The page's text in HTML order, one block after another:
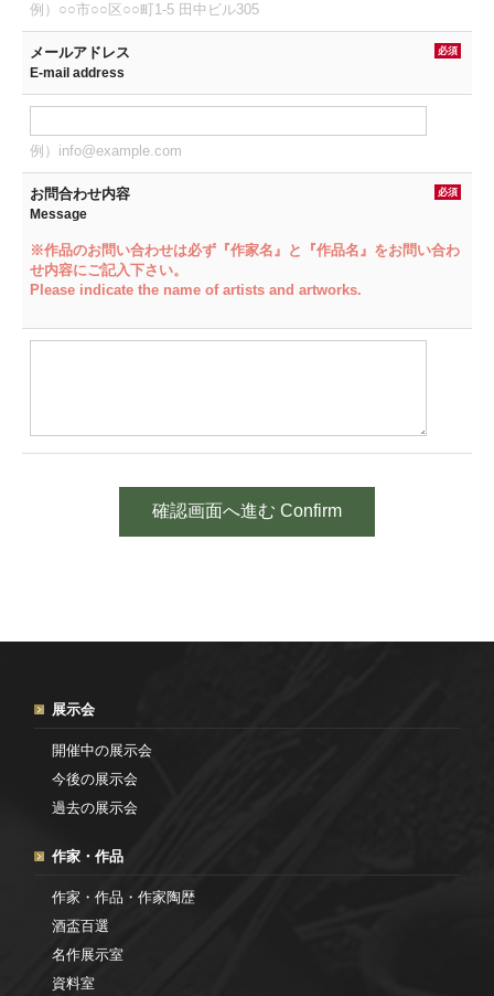
例）○○市○○区○○町1-5 田中ビル305
メールアドレス 必須
E-mail address
例）info@example.com
お問合わせ内容 必須
Message
※作品のお問い合わせは必ず『作家名』と『作品名』をお問い合わ
せ内容にご記入下さい。
Please indicate the name of artists and artworks.
展示会
開催中の展示会
今後の展示会
過去の展示会
作家・作品
作家・作品・作家陶歴
酒盃百選
名作展示室
資料室